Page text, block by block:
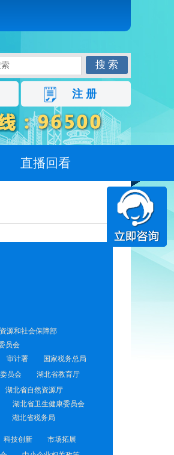
搜 索
注 册
直播回看
源和社会保障部
员会
审计署
国家税务总局
员会
湖北省教育厅
湖北省自然资源厅
湖北省卫生健康委员会
湖北省税务局
科技创新
市场拓展